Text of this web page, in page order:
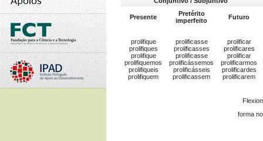
Presente
Pretérito
imperfeito
Futuro
prolifique
prolifiques
prolifique
prolifiquemos
prolifiqueis
prolifiquem
prolificasse
prolificasses
prolificasse
prolificássemos
prolificásseis
prolificassem
prolificar
prolificares
prolificar
prolificarmos
prolificardes
prolificarem
forma